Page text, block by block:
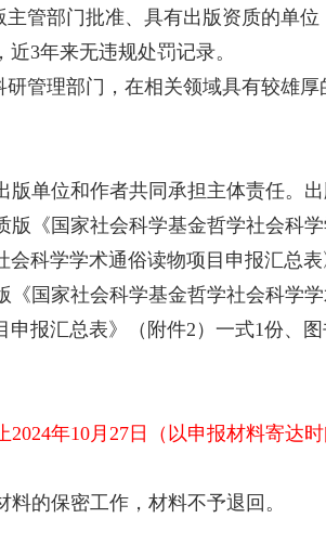
管部门批准、具有出版资质的单
3年来无违规处罚记录。
管理部门，在相关领域具有较雄
单位和作者共同承担主体责任。
版《国家社会科学基金哲学社会科
科学学术通俗读物项目申报汇总表
《国家社会科学基金哲学社会科学
报汇总表》（附件2）一式1份、
2024年10月27日（以申报材料寄
的保密工作，材料不予退回。